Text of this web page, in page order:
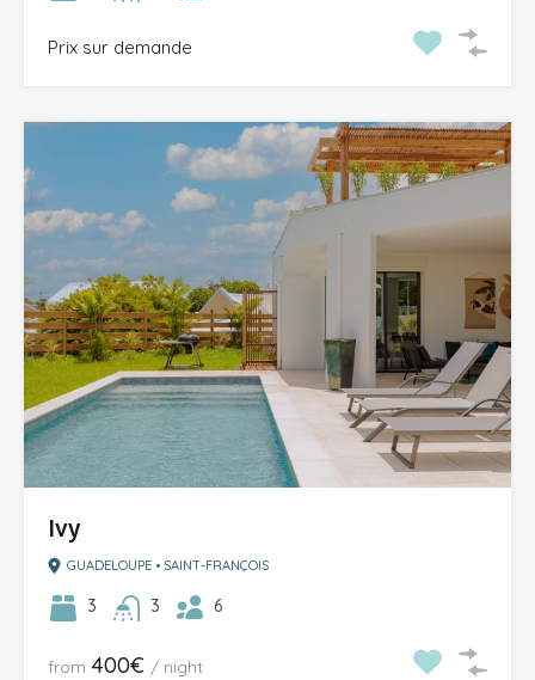
Prix sur demande
Ivy
GUADELOUPE • SAINT-FRANÇOIS
3 3 6
from 400€ / night